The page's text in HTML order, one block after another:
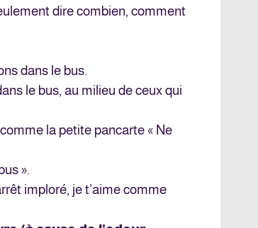
dire combien, comment
dans le bus.
le bus, au milieu de ceux qui
la petite pancarte « Ne
».
imploré, je t’aime comme